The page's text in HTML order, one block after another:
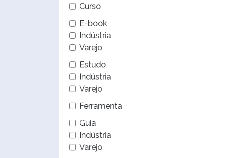
Curso
E-book
Indústria
Varejo
Estudo
Indústria
Varejo
Ferramenta
Guia
Indústria
Varejo